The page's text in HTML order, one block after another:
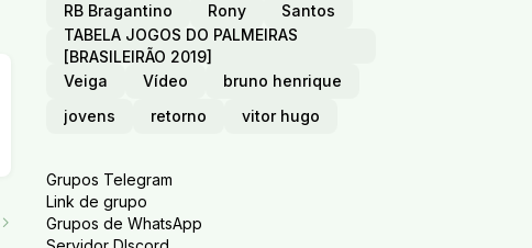
RB Bragantino
Rony
Santos
TABELA JOGOS DO PALMEIRAS
[BRASILEIRÃO 2019]
Veiga
Vídeo
bruno henrique
jovens
retorno vitor hugo
Grupos Telegram
Link de grupo
Grupos de WhatsApp